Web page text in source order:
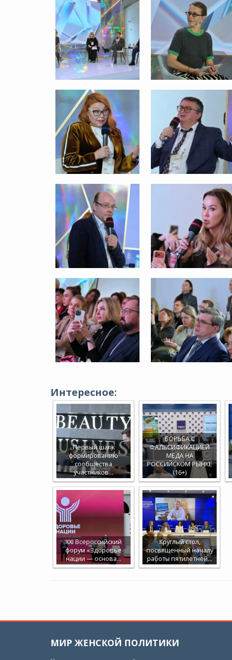
Интересное:
Первый шаг к
формированию
сообщества
участников…
БОРЬБА С
ФАЛЬСИФИКАЦИЕЙ
МЕДА НА
РОССИЙСКОМ РЫНКЕ
(16+)
XXI Всероссийский
форум «Здоровье
нации — основа…
Круглый стол,
посвященный началу
работы пятилетней…
МИР ЖЕНСКОЙ ПОЛИТИКИ